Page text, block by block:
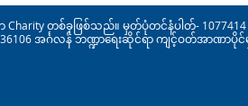
Charity တစ်ခုဖြစ်သည်။ မှတ်ပုံတင်နံပါတ်-
အင်္ဂလန် ဘဏ္ဍာရေးဆိုင်ရာ ကျင့်ဝတ်အာဏာပိုင်မှ